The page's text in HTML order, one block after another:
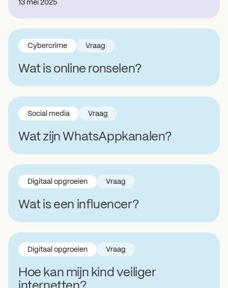
13 mei 2025
Wat is online ronselen?
Cybercrime Vraag
Wat zijn WhatsAppkanalen?
Social media Vraag
Wat is een influencer?
Digitaal opgroeien Vraag
Hoe kan mijn kind veiliger
Digitaal opgroeien Vraag